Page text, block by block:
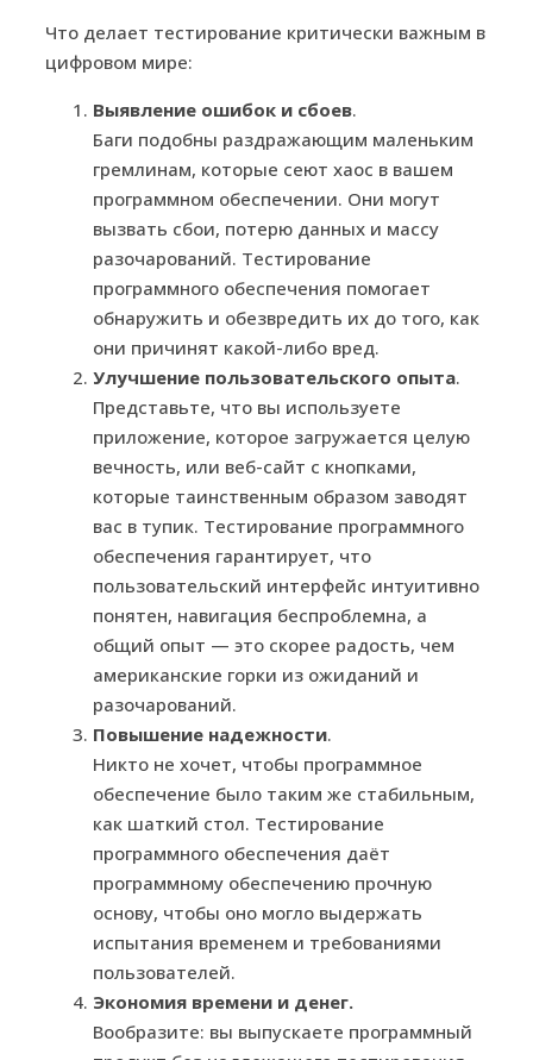
Что делает тестирование критически важным в
цифровом мире:
Выявление ошибок и сбоев.
Баги подобны раздражающим маленьким
гремлинам, которые сеют хаос в вашем
программном обеспечении. Они могут
вызвать сбои, потерю данных и массу
разочарований. Тестирование
программного обеспечения помогает
обнаружить и обезвредить их до того, как
они причинят какой-либо вред.
Улучшение пользовательского опыта.
Представьте, что вы используете
приложение, которое загружается целую
вечность, или веб-сайт с кнопками,
которые таинственным образом заводят
вас в тупик. Тестирование программного
обеспечения гарантирует, что
пользовательский интерфейс интуитивно
понятен, навигация беспроблемна, а
общий опыт — это скорее радость, чем
американские горки из ожиданий и
разочарований.
Повышение надежности.
Никто не хочет, чтобы программное
обеспечение было таким же стабильным,
как шаткий стол. Тестирование
программного обеспечения даёт
программному обеспечению прочную
основу, чтобы оно могло выдержать
испытания временем и требованиями
пользователей.
Экономия времени и денег.
Вообразите: вы выпускаете программный